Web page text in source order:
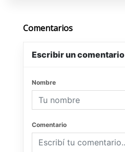
Comentarios
Escribir un comentario
Nombre
Comentario